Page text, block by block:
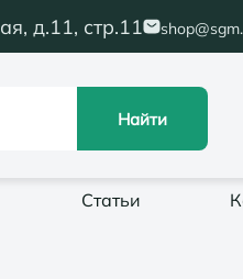
д.11, стр.11
Найти
Статьи